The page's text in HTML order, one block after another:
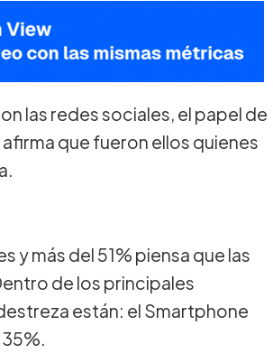
las redes sociales, el papel de
que fueron ellos quienes
y más del 51% piensa que las
de los principales
están: el Smartphone